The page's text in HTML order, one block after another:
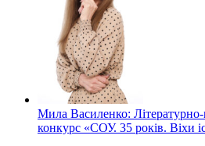
Мила Василенко:
конкурс «СОУ. 35 років. Віхи